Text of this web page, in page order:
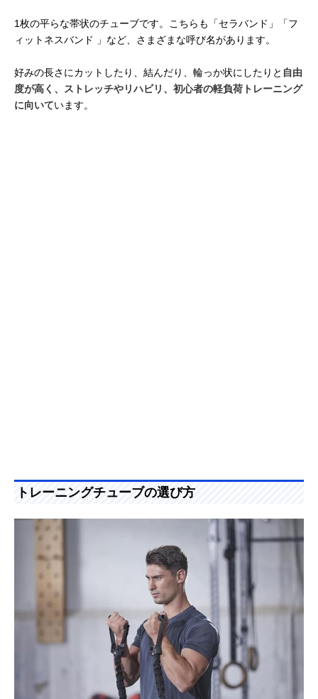
1枚の平らな帯状のチューブです。こちらも「セラバンド」「フ
ィットネスバンド 」など、さまざまな呼び名があります。
好みの長さにカットしたり、結んだり、輪っか状にしたりと 自由
度が高く、ストレッチやリハビリ、初心者の軽負荷トレーニング
に向いています。
トレーニングチューブの選び方